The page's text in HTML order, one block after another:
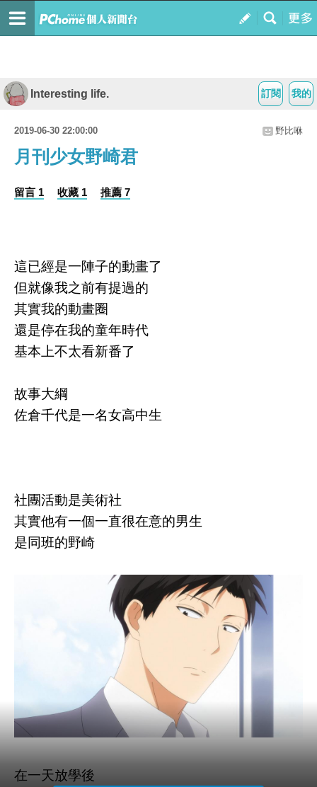
我的
訂閱
Interesting life.
2019-06-30 22:00:00 野比咻
月刊少女野崎君
留言 1 收藏 1 推薦 7
這已經是一陣子的動畫了
但就像我之前有提過的
其實我的動畫圈
還是停在我的童年時代
基本上不太看新番了
故事大綱
佐倉千代是一名女高中生
社團活動是美術社
其實他有一個一直很在意的男生
是同班的野崎
在一天放學後